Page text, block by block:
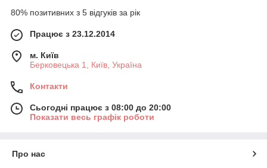
80% позитивних з 5 відгуків за рік
Працює з 23.12.2014
м. Київ
Берковецька 1, Київ, Україна
Контакти
Сьогодні працює з 08:00 до 20:00
Показати весь графік роботи
Про нас